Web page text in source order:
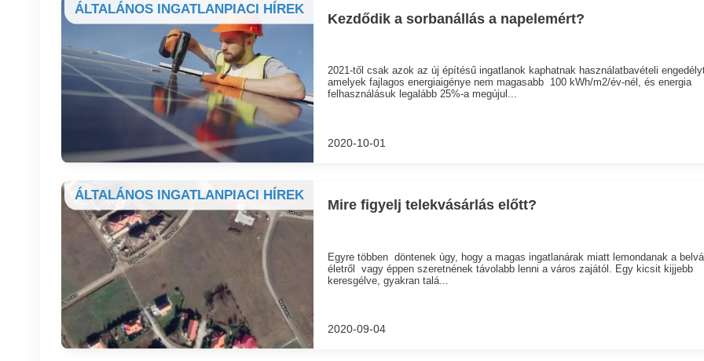
ÁLTALÁNOS INGATLANPIACI HÍREK
Kezdődik a sorbanállás a napelemért?
2021-től csak azok az új építésű ingatlanok kaphatnak használatbavételi
amelyek fajlagos energiaigénye nem magasabb 100 kWh/m2/év-nél, és energia
felhasználásuk legalább 25%-a megújul...
2020-10-01
ÁLTALÁNOS INGATLANPIACI HÍREK
Mire figyelj telekvásárlás előtt?
Egyre többen döntenek úgy, hogy a magas ingatlanárak miatt lemondanak a
életről vagy éppen szeretnének távolabb lenni a város zajától. Egy kicsit kijjebb
keresgélve, gyakran talá...
2020-09-04